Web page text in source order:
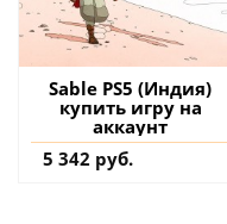
Sable PS5 (Индия)
купить игру на
аккаунт
5 342 руб.